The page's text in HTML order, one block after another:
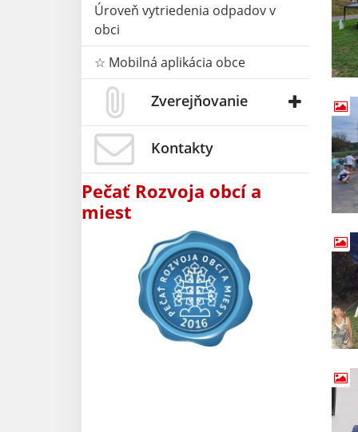
Úroveň vytriedenia odpadov v
obci
☆ Mobilná aplikácia obce
Zverejňovanie
Kontakty
Pečať Rozvoja obcí a
miest